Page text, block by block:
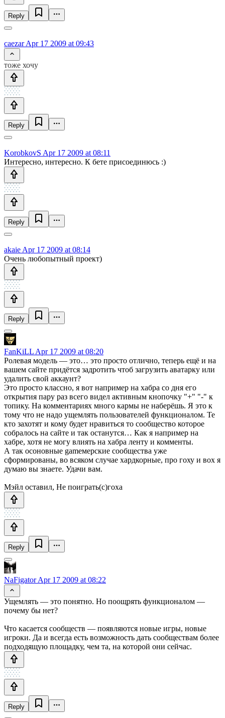
Reply
caezarApr 17 2009 at 09:43
тоже хочу
Reply
KorobkovS Apr 17 2009 at 08:11
Интересно, интересно. К бете присоединюсь :)
Reply
akaie Apr 17 2009 at 08:14
Очень любопытный проект)
Reply
FanKiLL Apr 17 2009 at 08:20
Ролевая модель — это… это просто отлично, теперь ещё и на
вашем сайте придётся задротить чтоб загрузить аватарку или
удалить свой аккаунт?
Это просто классно, я вот например на хабра со дня его
открытия пару раз всего видел активным кнопочку "+" "-" к
топику. На комментариях много кармы не наберёшь. Я это к
тому что не надо ущемлять пользователей функционалом. Те
кто захотят и кому будет нравиться то сообщество которое
собралось на сайте и так останутся… Как я например на
хабре, хотя не могу влиять на хабра ленту и комменты.
А так осоновные gameмерские сообщества уже
сформированы, во всяком случае хардкорные, про гоху и вох я
думаю вы знаете. Удачи вам.
Мэйл оставил, Не поиграть(с)гоха
Reply
NaFigatorApr 17 2009 at 08:22
Ущемлять — это понятно. Но поощрять функционалом —
почему бы нет?
Что касается сообществ — появляются новые игры, новые
игроки. Да и всегда есть возможность дать сообществам более
подходящую площадку, чем та, на которой они сейчас.
Reply